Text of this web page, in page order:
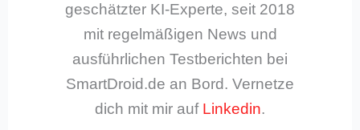
geschätzter KI-Experte, seit 2018
mit regelmäßigen News und
ausführlichen Testberichten bei
SmartDroid.de an Bord. Vernetze
dich mit mir auf Linkedin.